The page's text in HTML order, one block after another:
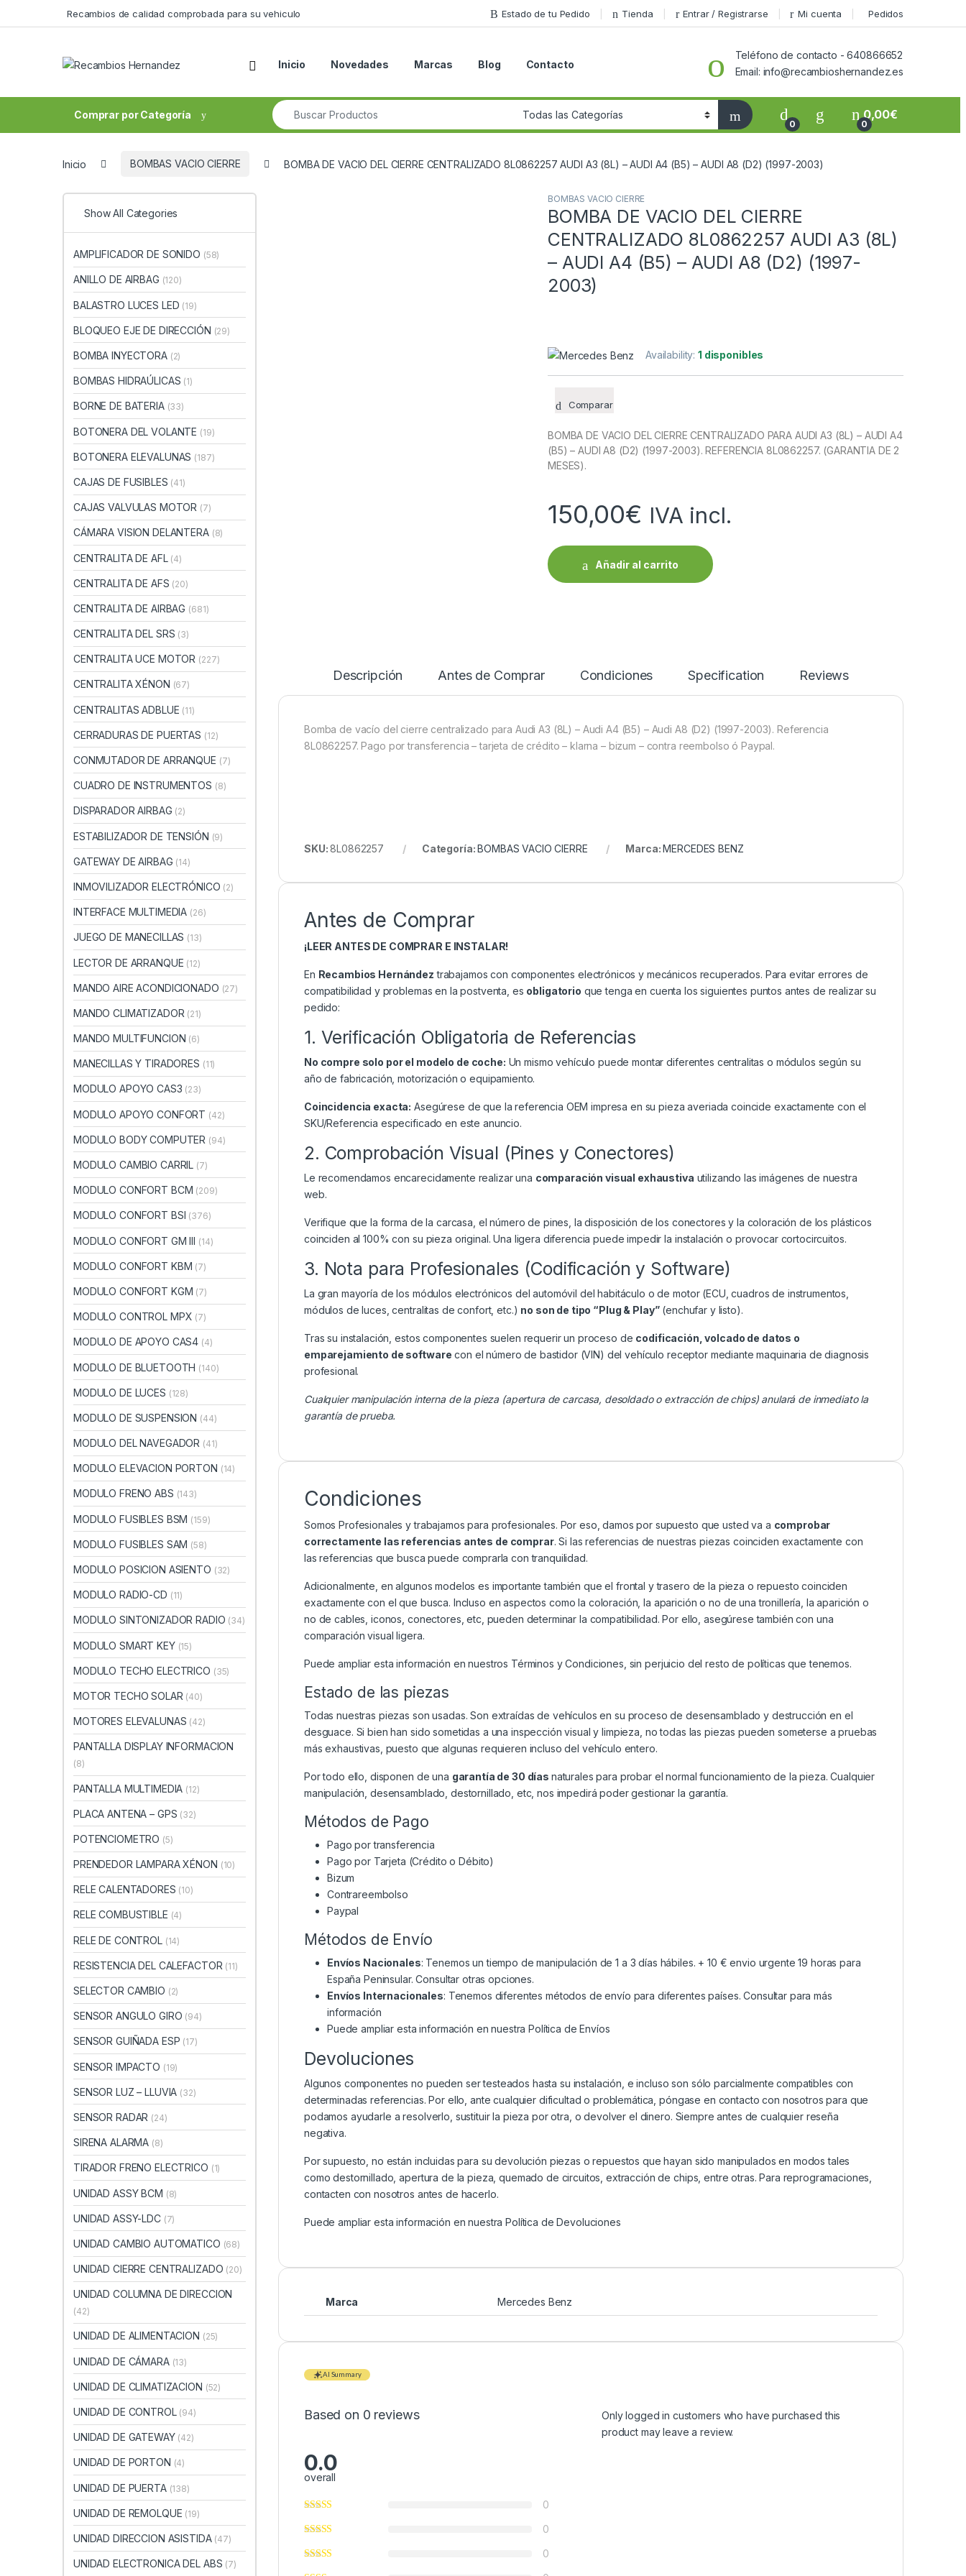
Recambios de calidad comprobada para su vehiculo Estado de tu Pedido Tienda Entrar / Registrarse Mi cuenta Pedidos
Open Inicio Novedades Marcas Blog Contacto
Teléfono de contacto - 640866652
Email: info@recambioshernandez.es
Comprar por Categoría
Search for:
0 0
0,00€
Inicio BOMBAS VACIO CIERRE BOMBA DE VACIO DEL CIERRE CENTRALIZADO 8L0862257 AUDI A3 (8L) – AUDI A4 (B5) – AUDI A8 (D2) (1997-2003)
BOMBAS VACIO CIERRE
BOMBA DE VACIO DEL CIERRE
CENTRALIZADO 8L0862257 AUDI A3 (8L)
– AUDI A4 (B5) – AUDI A8 (D2) (1997-
2003)
Availability:1 disponibles
Comparar
BOMBA DE VACIO DEL CIERRE CENTRALIZADO PARA AUDI A3 (8L) – AUDI A4
(B5) – AUDI A8 (D2) (1997-2003). REFERENCIA 8L0862257. (GARANTIA DE 2
MESES).
150,00€ IVA incl.
Añadir al carrito
Descripción Antes de Comprar Condiciones Specification Reviews
Bomba de vacío del cierre centralizado para Audi A3 (8L) – Audi A4 (B5) – Audi A8 (D2) (1997-2003). Referencia
8L0862257. Pago por transferencia – tarjeta de crédito – klarna – bizum – contra reembolso ó Paypal.
SKU:8L0862257 Categoría:BOMBAS VACIO CIERRE Marca:MERCEDES BENZ
Antes de Comprar
¡LEER ANTES DE COMPRAR E INSTALAR!
En Recambios Hernández trabajamos con componentes electrónicos y mecánicos recuperados. Para evitar errores de
compatibilidad y problemas en la postventa, es obligatorio que tenga en cuenta los siguientes puntos antes de realizar su
pedido:
1. Verificación Obligatoria de Referencias
No compre solo por el modelo de coche: Un mismo vehículo puede montar diferentes centralitas o módulos según su
año de fabricación, motorización o equipamiento.
Coincidencia exacta: Asegúrese de que la referencia OEM impresa en su pieza averiada coincide exactamente con el
SKU/Referencia especificado en este anuncio.
2. Comprobación Visual (Pines y Conectores)
Le recomendamos encarecidamente realizar una comparación visual exhaustiva utilizando las imágenes de nuestra
web.
Verifique que la forma de la carcasa, el número de pines, la disposición de los conectores y la coloración de los plásticos
coinciden al 100% con su pieza original. Una ligera diferencia puede impedir la instalación o provocar cortocircuitos.
3. Nota para Profesionales (Codificación y Software)
La gran mayoría de los módulos electrónicos del automóvil del habitáculo o de motor (ECU, cuadros de instrumentos,
módulos de luces, centralitas de confort, etc.) no son de tipo “Plug & Play”(enchufar y listo).
Tras su instalación, estos componentes suelen requerir un proceso de codificación, volcado de datos o
emparejamiento de software con el número de bastidor (VIN) del vehículo receptor mediante maquinaria de diagnosis
profesional.
Cualquier manipulación interna de la pieza (apertura de carcasa, desoldado o extracción de chips) anulará de inmediato la
garantía de prueba.
Condiciones
Somos Profesionales y trabajamos para profesionales. Por eso, damos por supuesto que usted va a comprobar
correctamente las referencias antes de comprar. Si las referencias de nuestras piezas coinciden exactamente con
las referencias que busca puede comprarla con tranquilidad.
Adicionalmente, en algunos modelos es importante también que el frontal y trasero de la pieza o repuesto coinciden
exactamente con el que busca. Incluso en aspectos como la coloración, la aparición o no de una tronillería, la aparición o
no de cables, iconos, conectores, etc, pueden determinar la compatibilidad. Por ello, asegúrese también con una
comparación visual ligera.
Puede ampliar esta información en nuestros Términos y Condiciones , sin perjuicio del resto de políticas que tenemos.
Estado de las piezas
Todas nuestras piezas son usadas. Son extraídas de vehículos en su proceso de desensamblado y destrucción en el
desguace. Si bien han sido sometidas a una inspección visual y limpieza, no todas las piezas pueden someterse a pruebas
más exhaustivas, puesto que algunas requieren incluso del vehículo entero.
Por todo ello, disponen de una garantía de 30 días naturales para probar el normal funcionamiento de la pieza. Cualquier
manipulación, desensamblado, destornillado, etc, nos impedirá poder gestionar la garantía.
Métodos de Pago
Pago por transferencia
Pago por Tarjeta (Crédito o Débito)
Bizum
Contrareembolso
Paypal
Métodos de Envío
Envíos Nacionales: Tenemos un tiempo de manipulación de 1 a 3 días hábiles. + 10 € envio urgente 19 horas para
España Peninsular. Consultar otras opciones.
Envíos Internacionales: Tenemos diferentes métodos de envío para diferentes países. Consultar para más
información
Puede ampliar esta información en nuestraPolítica de Envíos
Devoluciones
Algunos componentes no pueden ser testeados hasta su instalación, e incluso son sólo parcialmente compatibles con
determinadas referencias. Por ello, ante cualquier dificultad o problemática, póngase en contacto con nosotros para que
podamos ayudarle a resolverlo, sustituir la pieza por otra, o devolver el dinero. Siempre antes de cualquier reseña
negativa.
Por supuesto, no están incluidas para su devolución piezas o repuestos que hayan sido manipulados en modos tales
como destornillado, apertura de la pieza, quemado de circuitos, extracción de chips, entre otras. Para reprogramaciones,
contacten con nosotros antes de hacerlo.
Puede ampliar esta información en nuestraPolítica de Devoluciones
Marca Mercedes Benz
AI Summary
Based on 0 reviews
0.0
overall
0
0
0
Only logged in customers who have purchased this
product may leave a review.
Show All Categories
AMPLIFICADOR DE SONIDO (58)
ANILLO DE AIRBAG (120)
BALASTRO LUCES LED (19)
BLOQUEO EJE DE DIRECCIÓN (29)
BOMBA INYECTORA (2)
BOMBAS HIDRAÚLICAS (1)
BORNE DE BATERIA (33)
BOTONERA DEL VOLANTE (19)
BOTONERA ELEVALUNAS (187)
CAJAS DE FUSIBLES (41)
CAJAS VALVULAS MOTOR (7)
CÁMARA VISION DELANTERA (8)
CENTRALITA DE AFL (4)
CENTRALITA DE AFS (20)
CENTRALITA DE AIRBAG (681)
CENTRALITA DEL SRS (3)
CENTRALITA UCE MOTOR (227)
CENTRALITA XÉNON (67)
CENTRALITAS ADBLUE (11)
CERRADURAS DE PUERTAS (12)
CONMUTADOR DE ARRANQUE (7)
CUADRO DE INSTRUMENTOS (8)
DISPARADOR AIRBAG (2)
ESTABILIZADOR DE TENSIÓN (9)
GATEWAY DE AIRBAG (14)
INMOVILIZADOR ELECTRÓNICO (2)
INTERFACE MULTIMEDIA (26)
JUEGO DE MANECILLAS (13)
LECTOR DE ARRANQUE (12)
MANDO AIRE ACONDICIONADO (27)
MANDO CLIMATIZADOR (21)
MANDO MULTIFUNCION (6)
MANECILLAS Y TIRADORES (11)
MODULO APOYO CAS3 (23)
MODULO APOYO CONFORT (42)
MODULO BODY COMPUTER (94)
MODULO CAMBIO CARRIL (7)
MODULO CONFORT BCM (209)
MODULO CONFORT BSI (376)
MODULO CONFORT GM III (14)
MODULO CONFORT KBM (7)
MODULO CONFORT KGM (7)
MODULO CONTROL MPX (7)
MODULO DE APOYO CAS4 (4)
MODULO DE BLUETOOTH (140)
MODULO DE LUCES (128)
MODULO DE SUSPENSION (44)
MODULO DEL NAVEGADOR (41)
MODULO ELEVACION PORTON (14)
MODULO FRENO ABS (143)
MODULO FUSIBLES BSM (159)
MODULO FUSIBLES SAM (58)
MODULO POSICION ASIENTO (32)
MODULO RADIO-CD (11)
MODULO SINTONIZADOR RADIO (34)
MODULO SMART KEY (15)
MODULO TECHO ELECTRICO (35)
MOTOR TECHO SOLAR (40)
MOTORES ELEVALUNAS (42)
PANTALLA DISPLAY INFORMACION
(8)
PANTALLA MULTIMEDIA (12)
PLACA ANTENA – GPS (32)
POTENCIOMETRO (5)
PRENDEDOR LAMPARA XÉNON (10)
RELE CALENTADORES (10)
RELE COMBUSTIBLE (4)
RELE DE CONTROL (14)
RESISTENCIA DEL CALEFACTOR (11)
SELECTOR CAMBIO (2)
SENSOR ANGULO GIRO (94)
SENSOR GUIÑADA ESP (17)
SENSOR IMPACTO (19)
SENSOR LUZ – LLUVIA (32)
SENSOR RADAR (24)
SIRENA ALARMA (8)
TIRADOR FRENO ELECTRICO (1)
UNIDAD ASSY BCM (8)
UNIDAD ASSY-LDC (7)
UNIDAD CAMBIO AUTOMATICO (68)
UNIDAD CIERRE CENTRALIZADO (20)
UNIDAD COLUMNA DE DIRECCION
(42)
UNIDAD DE ALIMENTACION (25)
UNIDAD DE CÁMARA (13)
UNIDAD DE CLIMATIZACION (52)
UNIDAD DE CONTROL (94)
UNIDAD DE GATEWAY (42)
UNIDAD DE PORTON (4)
UNIDAD DE PUERTA (138)
UNIDAD DE REMOLQUE (19)
UNIDAD DIRECCION ASISTIDA (47)
UNIDAD ELECTRONICA DEL ABS (7)